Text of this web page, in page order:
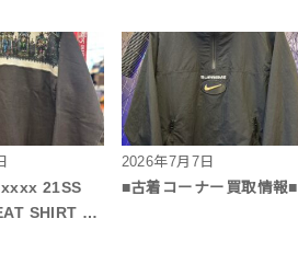
21SS
SHIRT …
2026年7月7日
■古着コーナー買取情報■